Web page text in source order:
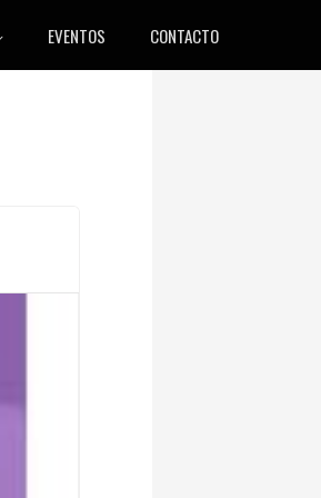
EVENTOS CONTACTO